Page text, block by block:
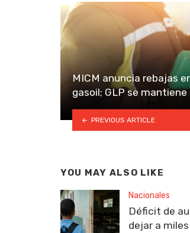
MICM anuncia rebajas
gasoil; GLP se
PREVIOUS ARTICLE
YOU MAY ALSO LIKE
Nacionales
Déficit de
dejar a